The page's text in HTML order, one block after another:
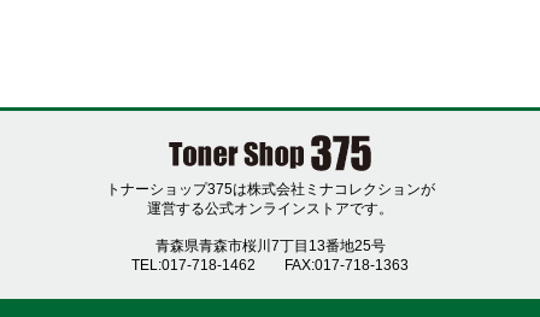
トナーショップ375は株式会社ミナコレクションが
運営する公式オンラインストアです。
青森県青森市桜川7丁目13番地25号
TEL:017-718-1462 FAX:017-718-1363